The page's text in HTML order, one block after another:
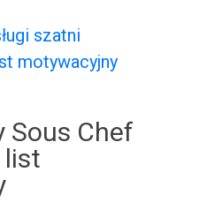
szatni
motywacyjny
Sous Chef
list